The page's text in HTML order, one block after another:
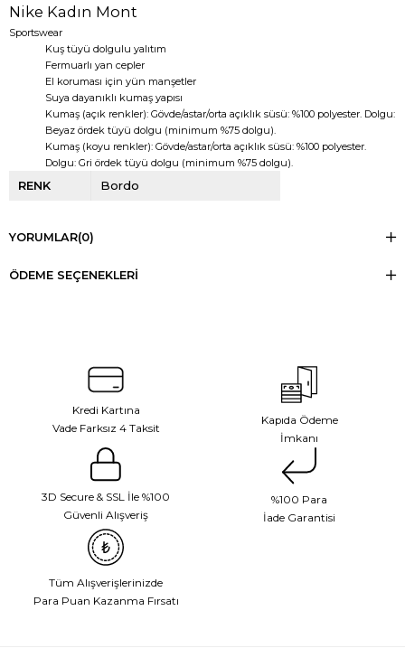
Nike Kadın Mont
Sportswear
Kuş tüyü dolgulu yalıtım
Fermuarlı yan cepler
El koruması için yün manşetler
Suya dayanıklı kumaş yapısı
Kumaş (açık renkler): Gövde/astar/orta açıklık süsü: %100 polyester. Dolgu:
Beyaz ördek tüyü dolgu (minimum %75 dolgu).
Kumaş (koyu renkler): Gövde/astar/orta açıklık süsü: %100 polyester.
Dolgu: Gri ördek tüyü dolgu (minimum %75 dolgu).
RENK Bordo
YORUMLAR(0)
ÖDEME SEÇENEKLERI
Kredi Kartına
Vade Farksız 4 Taksit
Kapıda Ödeme
İmkanı
3D Secure & SSL İle %100
Güvenli Alışveriş
%100 Para
İade Garantisi
Tüm Alışverişlerinizde
Para Puan Kazanma Fırsatı